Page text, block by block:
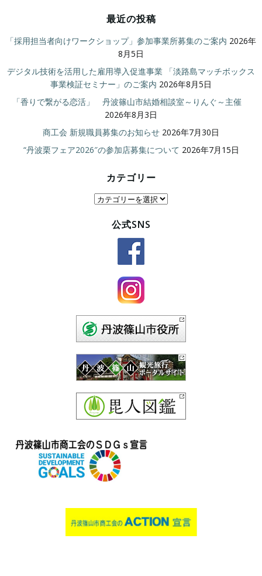
最近の投稿
「採用担当者向けワークショップ」参加事業所募集のご案内 2026年
8月5日
デジタル技術を活用した雇用導入促進事業 「淡路島マッチボックス
事業検証セミナー」のご案内 2026年8月5日
「香りで繋がる恋活」 丹波篠山市結婚相談室～りんぐ～主催
2026年8月3日
商工会 新規職員募集のお知らせ 2026年7月30日
“丹波栗フェア2026″の参加店募集について 2026年7月15日
カテゴリー
カ
公式SNS